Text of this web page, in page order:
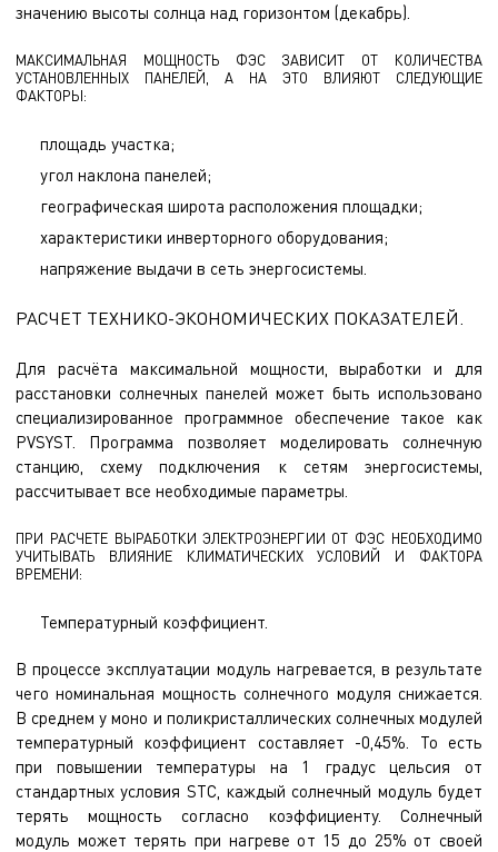
значению высоты солнца над горизонтом (декабрь).
МАКСИМАЛЬНАЯ МОЩНОСТЬ ФЭС ЗАВИСИТ ОТ КОЛИЧЕСТВА
УСТАНОВЛЕННЫХ ПАНЕЛЕЙ, А НА ЭТО ВЛИЯЮТ СЛЕДУЮЩИЕ
ФАКТОРЫ:
площадь участка;
угол наклона панелей;
географическая широта расположения площадки;
характеристики инверторного оборудования;
напряжение выдачи в сеть энергосистемы.
РАСЧЕТ ТЕХНИКО-ЭКОНОМИЧЕСКИХ ПОКАЗАТЕЛЕЙ.
Для расчёта максимальной мощности, выработки и для
расстановки солнечных панелей может быть использовано
специализированное программное обеспечение такое как
PVSYST. Программа позволяет моделировать солнечную
станцию, схему подключения к сетям энергосистемы,
рассчитывает все необходимые параметры.
ПРИ РАСЧЕТЕ ВЫРАБОТКИ ЭЛЕКТРОЭНЕРГИИ ОТ ФЭС НЕОБХОДИМО
УЧИТЫВАТЬ ВЛИЯНИЕ КЛИМАТИЧЕСКИХ УСЛОВИЙ И ФАКТОРА
ВРЕМЕНИ:
Температурный коэффициент.
В процессе эксплуатации модуль нагревается, в результате
чего номинальная мощность солнечного модуля снижается.
В среднем у моно и поликристаллических солнечных модулей
температурный коэффициент составляет -0,45%. То есть
при повышении температуры на 1 градус цельсия от
стандартных условия STC, каждый солнечный модуль будет
терять мощность согласно коэффициенту. Солнечный
модуль может терять при нагреве от 15 до 25% от своей